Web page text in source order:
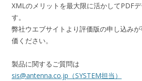
XMLのメリットを最大限に活かしてPDF
す。
弊社ウエブサイトより評価版の申し込み
価ください。
製品に関するご質問は
sis@antenna.co.jp（SYSTEM担当）